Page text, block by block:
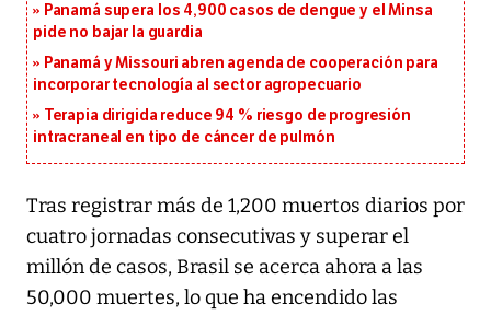
Panamá supera los 4,900 casos de dengue y el Minsa
pide no bajar la guardia
Panamá y Missouri abren agenda de cooperación para
incorporar tecnología al sector agropecuario
Terapia dirigida reduce 94 % riesgo de progresión
intracraneal en tipo de cáncer de pulmón
Tras registrar más de 1,200 muertos diarios por
cuatro jornadas consecutivas y superar el
millón de casos, Brasil se acerca ahora a las
50,000 muertes, lo que ha encendido las